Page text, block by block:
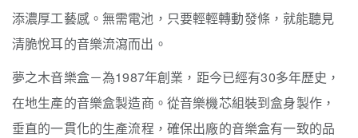
添濃厚工藝感。無需電池，只要輕輕轉動發條，就能聽見
清脆悅耳的音樂流瀉而出。
夢之木音樂盒－為1987年創業，距今已經有30多年歷史，
在地生產的音樂盒製造商。從音樂機芯組裝到盒身製作，
垂直的一貫化的生產流程，確保出廠的音樂盒有一致的品